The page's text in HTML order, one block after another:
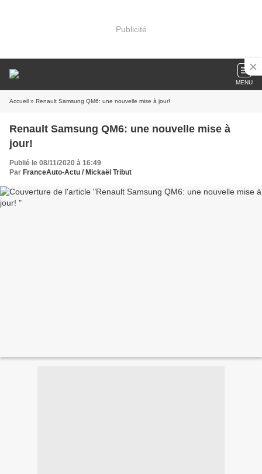
Publicité
MENU
Accueil » Renault Samsung QM6: une nouvelle mise à jour!
Renault Samsung QM6: une nouvelle mise à
jour!
Publié le 08/11/2020 à 16:49
Par FranceAuto-Actu / Mickaël Tribut